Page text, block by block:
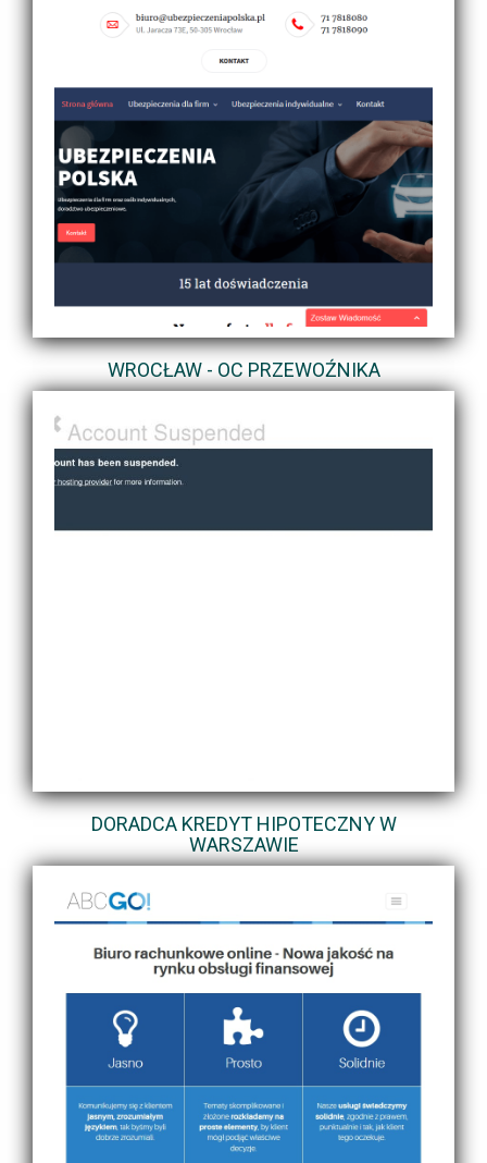
WROCŁAW - OC PRZEWOŹNIKA
DORADCA KREDYT HIPOTECZNY W
WARSZAWIE